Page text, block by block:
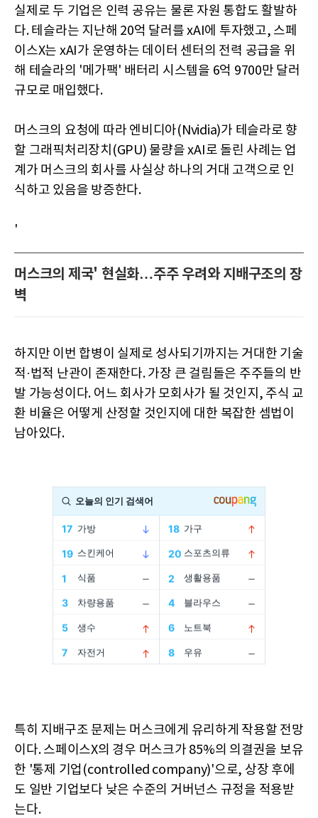
실제로 두 기업은 인력 공유는 물론 자원 통합도 활발하
다. 테슬라는 지난해 20억 달러를 xAI에 투자했고, 스페
이스X는 xAI가 운영하는 데이터 센터의 전력 공급을 위
해 테슬라의 '메가팩' 배터리 시스템을 6억 9700만 달러
규모로 매입했다.
머스크의 요청에 따라 엔비디아(Nvidia)가 테슬라로 향
할 그래픽처리장치(GPU) 물량을 xAI로 돌린 사례는 업
계가 머스크의 회사를 사실상 하나의 거대 고객으로 인
식하고 있음을 방증한다.
'
머스크의 제국' 현실화…주주 우려와 지배구조의 장
벽
하지만 이번 합병이 실제로 성사되기까지는 거대한 기술
적·법적 난관이 존재한다. 가장 큰 걸림돌은 주주들의 반
발 가능성이다. 어느 회사가 모회사가 될 것인지, 주식 교
환 비율은 어떻게 산정할 것인지에 대한 복잡한 셈법이
남아있다.
특히 지배구조 문제는 머스크에게 유리하게 작용할 전망
이다. 스페이스X의 경우 머스크가 85%의 의결권을 보유
한 '통제 기업(controlled company)'으로, 상장 후에
도 일반 기업보다 낮은 수준의 거버넌스 규정을 적용받
는다.